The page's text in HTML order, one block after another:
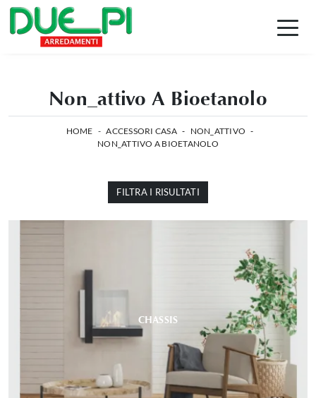
Non_attivo A Bioetanolo
HOME - ACCESSORI CASA - NON_ATTIVO -
NON_ATTIVO A BIOETANOLO
FILTRA I RISULTATI
CHASSIS